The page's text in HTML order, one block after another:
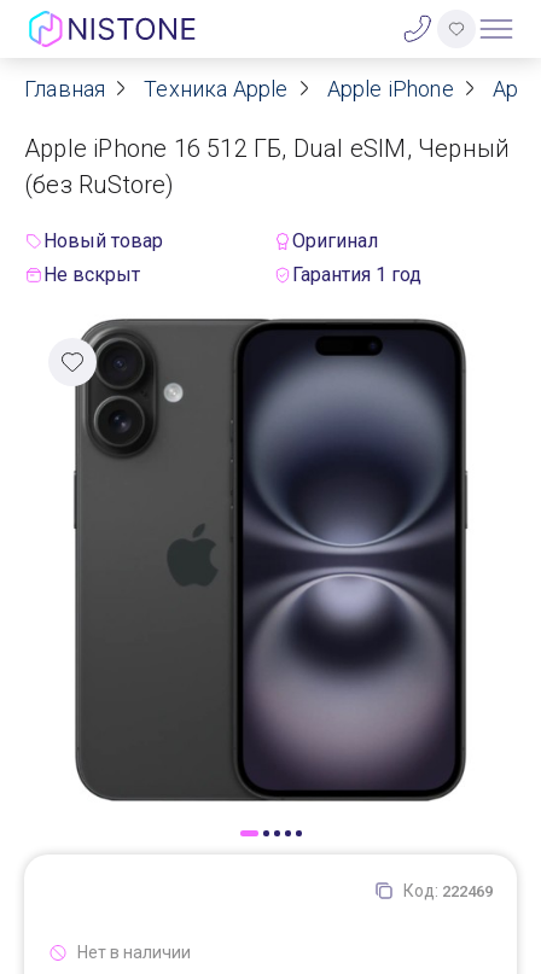
Акции
О нас
Договор оферты
Реквизиты
Контакты
Главная Техника Apple Apple iPhone
Apple iPhone 16 512 ГБ, Dual eSIM, Черный
(без RuStore)
Новый товар
Оригинал
Не вскрыт
Гарантия 1 год
Код: 222469
Нет в наличии